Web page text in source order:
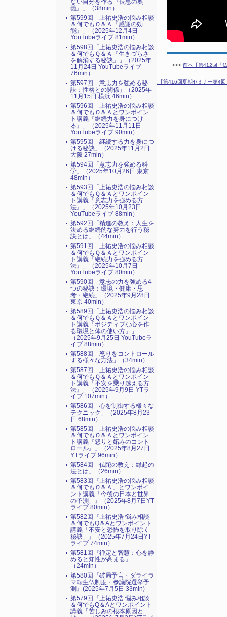
<<< 前へ【第412回『
次へ【第416回夏期セミナー第4
ない自分を作る『長息の奥
義』」（38min）
第599回「上祐史浩の悩み相談
＆何でもＱ＆Ａ『感謝の効
能』」（2025年12月4日
YouTubeライブ 81min）
第598回「上祐史浩の悩み相談
＆何でもＱ＆Ａ『生きづらさ
を解消する秘訣』​」（2025年
11月24日 YouTubeライブ
76min）
第597回「意志力を強める秘
訣：性格との関係」（2025年
11月15日 横浜 46min）
第596回「上祐史浩の悩み相談
＆何でもＱ＆Ａとワンポイン
ト講義『継続力を身につけ
る』​」（2025年11月11日
YouTubeライブ 90min）
第595回「継続する力を身につ
ける秘訣」（2025年11月2日
大阪 27min）
第594回「意志力を強める科
学」（2025年10月26日 東京
48min）
第593回「上祐史浩の悩み相談
＆何でもＱ＆Ａとワンポイン
ト講義『意志力を強める方
法』​」（2025年10月23日
YouTubeライブ 88min）
第592回「精進の教え：人生を
決める継続的な努力を行う秘
訣とは」（44min）
第591回「上祐史浩の悩み相談
＆何でもＱ＆Ａとワンポイン
ト講義『継続力を強める方
法』​」（2025年10月7日
YouTubeライブ 80min）
第590回「意志の力を強める4
つの秘訣：環境・健康・思
考・継続」（2025年9月28日
東京 40min）
第589回「上祐史浩の悩み相談
＆何でもＱ＆Ａとワンポイン
ト講義『ポジティブな心を作
る環境と体の使い方』​」
（2025年9月25日 YouTubeラ
イブ 88min）
第588回「怒りをコントロール
する様々な方法」（34min）
第587回「上祐史浩の悩み相談
＆何でもＱ＆Ａとワンポイン
ト講義『不安を乗り越える方
法』​」（2025年9月9日 YTラ
イブ 107min）
第586回「心を制御する様々な
テクニック」（2025年8月23
日 68min）
第585回「上祐史浩の悩み相談
＆何でもＱ＆Ａとワンポイン
ト講義『怒りと妬みのコント
ロール』​」（2025年8月27日
YTライブ 96min）
第584回「仏陀の教え：縁起の
法とは」（26min）
第583回『上祐史浩の悩み相談
＆何でもＱ＆Ａ」とワンポイ
ント講義「今後の日本と世界
の予測」』（2025年8月7日YT
ライブ 80min）
第582回『上祐史浩 悩み相談
＆何でもQ＆Aとワンポイント
講義「不安と恐怖を取り除く
秘訣」』（2025年7月24日YT
ライブ 74min）
第581回『禅定と智慧：心を静
めると知性が高まる』
（24min）
第580回『破局予言・ダライラ
マ転生仏制度・参議院選挙予
測』(2025年7月5日 33min)
第579回『上祐史浩 悩み相談
＆何でもQ＆Aとワンポイント
講義「苦しみの根本原因と